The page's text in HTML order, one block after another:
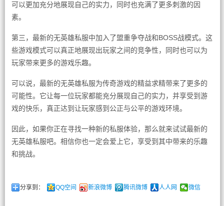
可以更加充分地展现自己的实力，同时也充满了更多刺激的因
素。
第三，最新的无英雄私服中加入了盟重争夺战和BOSS战模式。这
些游戏模式可以真正地展现出玩家之间的竞争性，同时也可以为
玩家带来更多的游戏乐趣。
可以说，最新的无英雄私服为传奇游戏的精益求精带来了更多的
可能性。它让每一位玩家都能充分展现自己的实力，并享受到游
戏的快乐，真正达到让玩家感到公正与公平的游戏环境。
因此，如果你正在寻找一种新的私服体验，那么就来试试最新的
无英雄私服吧。相信你也一定会爱上它，享受到其中带来的乐趣
和挑战。
分享到： QQ空间 新浪微博 腾讯微博 人人网 微信